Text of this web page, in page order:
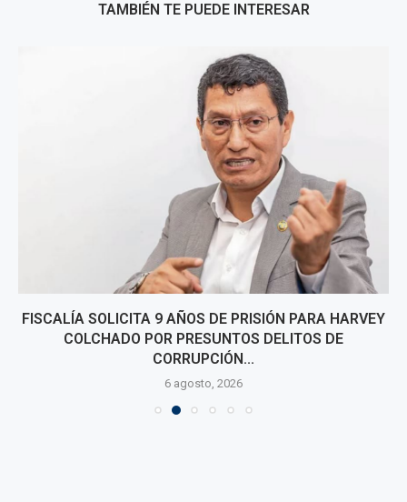
TAMBIÉN TE PUEDE INTERESAR
FISCALÍA SOLICITA 9 AÑOS DE PRISIÓN PARA HARVEY
COLCHADO POR PRESUNTOS DELITOS DE
CORRUPCIÓN...
6 agosto, 2026